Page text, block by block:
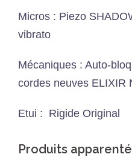
Micros : Piezo
vibrato
Mécaniques : Auto-
cordes neuves ELIXIR
Etui : Rigide Original
Produits